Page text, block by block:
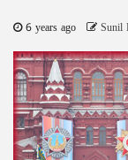
6 years ago Sunil